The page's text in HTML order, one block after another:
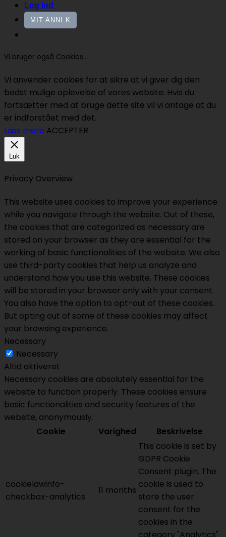
Log ind
MIT ANNI.K
Vi bruger også Cookies...
Vi anvender cookies for at sikre at vi giver dig den
bedst mulige oplevelse af vores website. Hvis du
fortsætter med at bruge dette site vil vi antage at du
er indforstået med det.
Læs mere ACCEPTER
Luk
Privacy Overview
This website uses cookies to improve your experience
while you navigate through the website. Out of these,
the cookies that are categorized as necessary are
stored on your browser as they are essential for the
working of basic functionalities of the website. We also
use third-party cookies that help us analyze and
understand how you use this website. These cookies
will be stored in your browser only with your consent.
You also have the option to opt-out of these cookies.
But opting out of some of these cookies may affect
your browsing experience.
Necessary
Necessary
Altid aktiveret
Necessary cookies are absolutely essential for the
website to function properly. These cookies ensure
basic functionalities and security features of the
website, anonymously.
Cookie
Varighed Beskrivelse
cookielawinfo-
checkbox-analytics
11 months
This cookie is set by
GDPR Cookie
Consent plugin. The
cookie is used to
store the user
consent for the
cookies in the